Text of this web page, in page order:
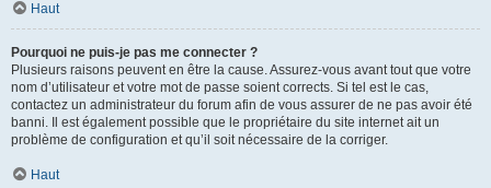
Haut
Pourquoi ne puis-je pas me connecter ?
Plusieurs raisons peuvent en être la cause. Assurez-vous avant tout que votre
nom d’utilisateur et votre mot de passe soient corrects. Si tel est le cas,
contactez un administrateur du forum afin de vous assurer de ne pas avoir été
banni. Il est également possible que le propriétaire du site internet ait un
problème de configuration et qu’il soit nécessaire de la corriger.
Haut